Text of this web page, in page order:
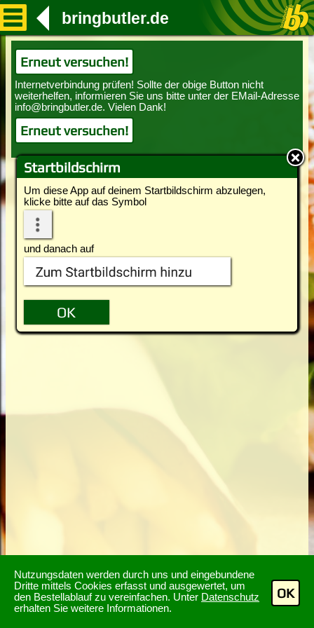
Nutzungsdaten werden durch uns und eingebundene
Dritte mittels Cookies erfasst und ausgewertet, um
den Bestellablauf zu vereinfachen. Unter Datenschutz
erhalten Sie weitere Informationen.
OK
Startbildschirm
Um diese App auf deinem Startbildschirm abzulegen,
klicke bitte auf das Symbol
und danach auf
bringbutler.de
Erneut versuchen!
Erneut versuchen!